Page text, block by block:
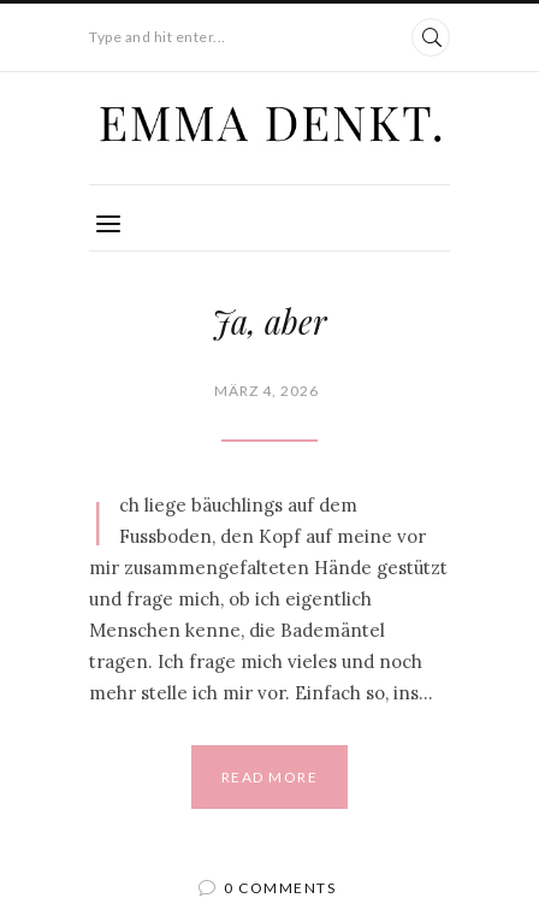
Type and hit enter...
Ja, aber
MÄRZ 4, 2026
I
ch liege bäuchlings auf dem
Fussboden, den Kopf auf meine vor
mir zusammengefalteten Hände gestützt
und frage mich, ob ich eigentlich
Menschen kenne, die Bademäntel
tragen. Ich frage mich vieles und noch
mehr stelle ich mir vor. Einfach so, ins…
READ MORE
0 COMMENTS